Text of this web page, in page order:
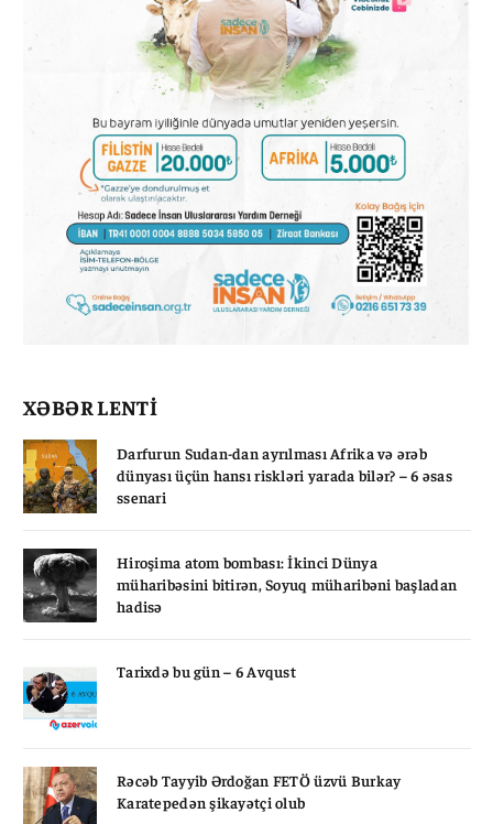
XƏBƏR LENTİ
Darfurun Sudan-dan ayrılması Afrika və ərəb
dünyası üçün hansı riskləri yarada bilər? – 6 əsas
ssenari
Hiroşima atom bombası: İkinci Dünya
müharibəsini bitirən, Soyuq müharibəni başladan
hadisə
Tarixdə bu gün – 6 Avqust
Rəcəb Tayyib Ərdoğan FETÖ üzvü Burkay
Karatepedən şikayətçi olub